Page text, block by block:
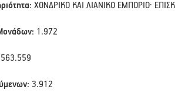
ΧΟΝΔΡΙΚΟ ΚΑΙ ΛΙΑΝΙΚΟ ΕΜΠΟΡΙΟ·
1.972
563.559
3.912